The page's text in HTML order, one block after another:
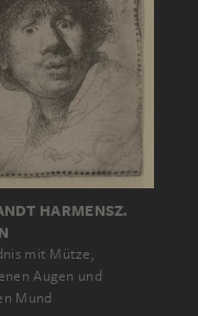
HARMENSZ.
mit Mütze,
Augen und
Mund